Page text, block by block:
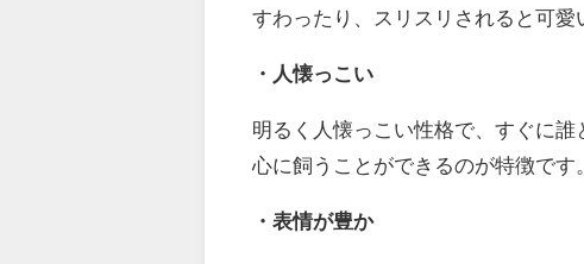
すわったり、スリスリされると可愛
・人懐っこい
明るく人懐っこい性格で、すぐに
心に飼うことができるのが特徴です
・表情が豊か